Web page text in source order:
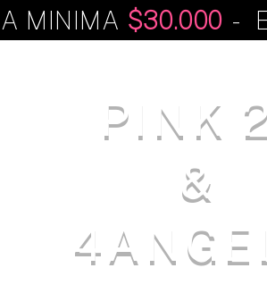
MINIMA $30.000 -
PINK
&